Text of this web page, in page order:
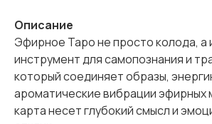
Описание
Эфирное Таро не просто колода, а
инструмент для самопознания и
который соединяет образы,
ароматические вибрации эфирных
карта несет глубокий смысл и